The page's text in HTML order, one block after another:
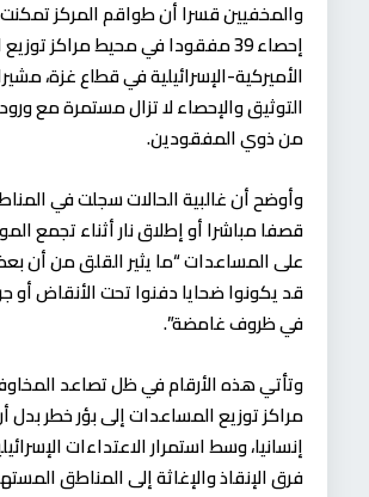
والمخفيين قسرا أن طواقم المركز
إحصاء 39 مفقودا في محيط مراكز
الأميركية-الإسرائيلية في قطاع غزة،
التوثيق والإحصاء لا تزال مستمرة مع
من ذوي المفقودين.
وأوضح أن غالبية الحالات سجلت في
قصفا مباشرا أو إطلاق نار أثناء تجمع
على المساعدات “ما يثير القلق من أن
قد يكونوا ضحايا دفنوا تحت الأنقاض أو
في ظروف غامضة”.
وتأتي هذه الأرقام في ظل تصاعد
مراكز توزيع المساعدات إلى بؤر خطر بدل
إنسانيا، وسط استمرار الاعتداءات
فرق الإنقاذ والإغاثة إلى المناطق